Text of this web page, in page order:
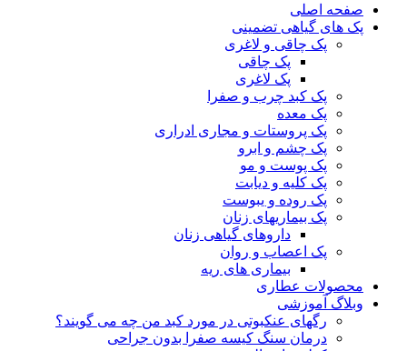
صفحه اصلی
پک های گیاهی تضمینی
پک چاقی و لاغری
پک چاقی
پک لاغری
پک کبد چرب و صفرا
پک معده
پک پروستات و مجاری ادراری
پک چشم و ابرو
پک پوست و مو
پک کلیه و دیابت
پک روده و یبوست
پک بیماریهای زنان
داروهای گیاهی زنان
پک اعصاب و روان
بیماری های ریه
محصولات عطاری
وبلاگ آموزشی
رگهای عنکبوتی در مورد کبد من چه می گویند؟
درمان سنگ کیسه صفرا بدون جراحی